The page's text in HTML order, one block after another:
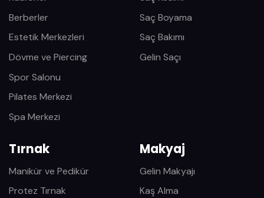
Berberler
Estetik Merkezleri
Dövme ve Piercing
Spor Salonu
Pilates Merkezi
Spa Merkezi
Saç Boyama
Saç Bakımı
Gelin Saçı
Tırnak
Manikür ve Pedikür
Protez Tırnak
Makyaj
Gelin Makyajı
Kaş Alma